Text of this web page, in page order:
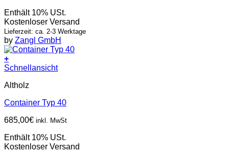
Enthält 10% USt.
Kostenloser Versand
Lieferzeit: ca. 2-3 Werktage
by Zangl GmbH
+
Schnellansicht
Altholz
Container Typ 40
685,00€ inkl. MwSt
Enthält 10% USt.
Kostenloser Versand